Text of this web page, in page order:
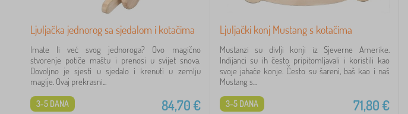
Ljuljačka jednorog sa sjedalom i kotačima
Imate li već svog jednoroga? Ovo magično
stvorenje potiče maštu i prenosi u svijet snova.
Dovoljno je sjesti u sjedalo i krenuti u zemlju
magije. Ovaj prekrasni...
84,70€
3-5 DANA
Ljuljački konj Mustang s kotačima
Mustanzi su divlji konji iz Sjeverne Amerike.
Indijanci su ih često pripitomljavali i koristili kao
svoje jahaće konje. Često su šareni, baš kao i naš
Mustang s...
71,80€
3-5 DANA